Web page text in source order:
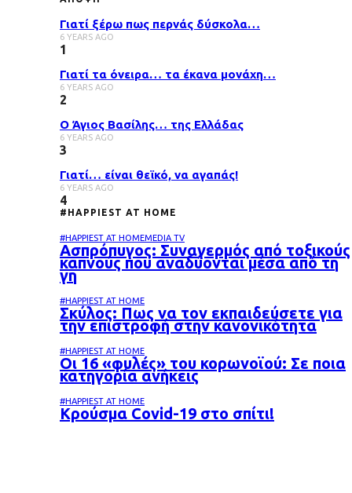
Γιατί ξέρω πως περνάς δύσκολα…
6 YEARS AGO
1
Γιατί τα όνειρα… τα έκανα μονάχη…
6 YEARS AGO
2
Ο Άγιος Βασίλης… της Ελλάδας
6 YEARS AGO
3
Γιατί… είναι θεϊκό, να αγαπάς!
6 YEARS AGO
4
#HAPPIEST AT HOME
#HAPPIEST AT HOMEMEDIA TV
Ασπρόπυγος: Συναγερμός από τοξικούς
καπνούς που αναδύονται μέσα από τη
γη
#HAPPIEST AT HOME
Σκύλος: Πως να τον εκπαιδεύσετε για
την επιστροφή στην κανονικότητα
#HAPPIEST AT HOME
Oι 16 «φυλές» του κορωνοϊού: Σε ποια
κατηγορία ανήκεις
#HAPPIEST AT HOME
Κρούσμα Covid-19 στο σπίτι!